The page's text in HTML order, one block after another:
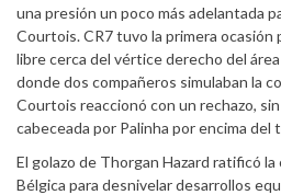
una presión un poco más adelantada
Courtois. CR7 tuvo la primera
libre cerca del vértice derecho del
donde dos compañeros simulaban la
Courtois reaccionó con un rechazo,
cabeceada por Palinha por encima del
El golazo de Thorgan Hazard ratificó
Bélgica para desnivelar desarrollos